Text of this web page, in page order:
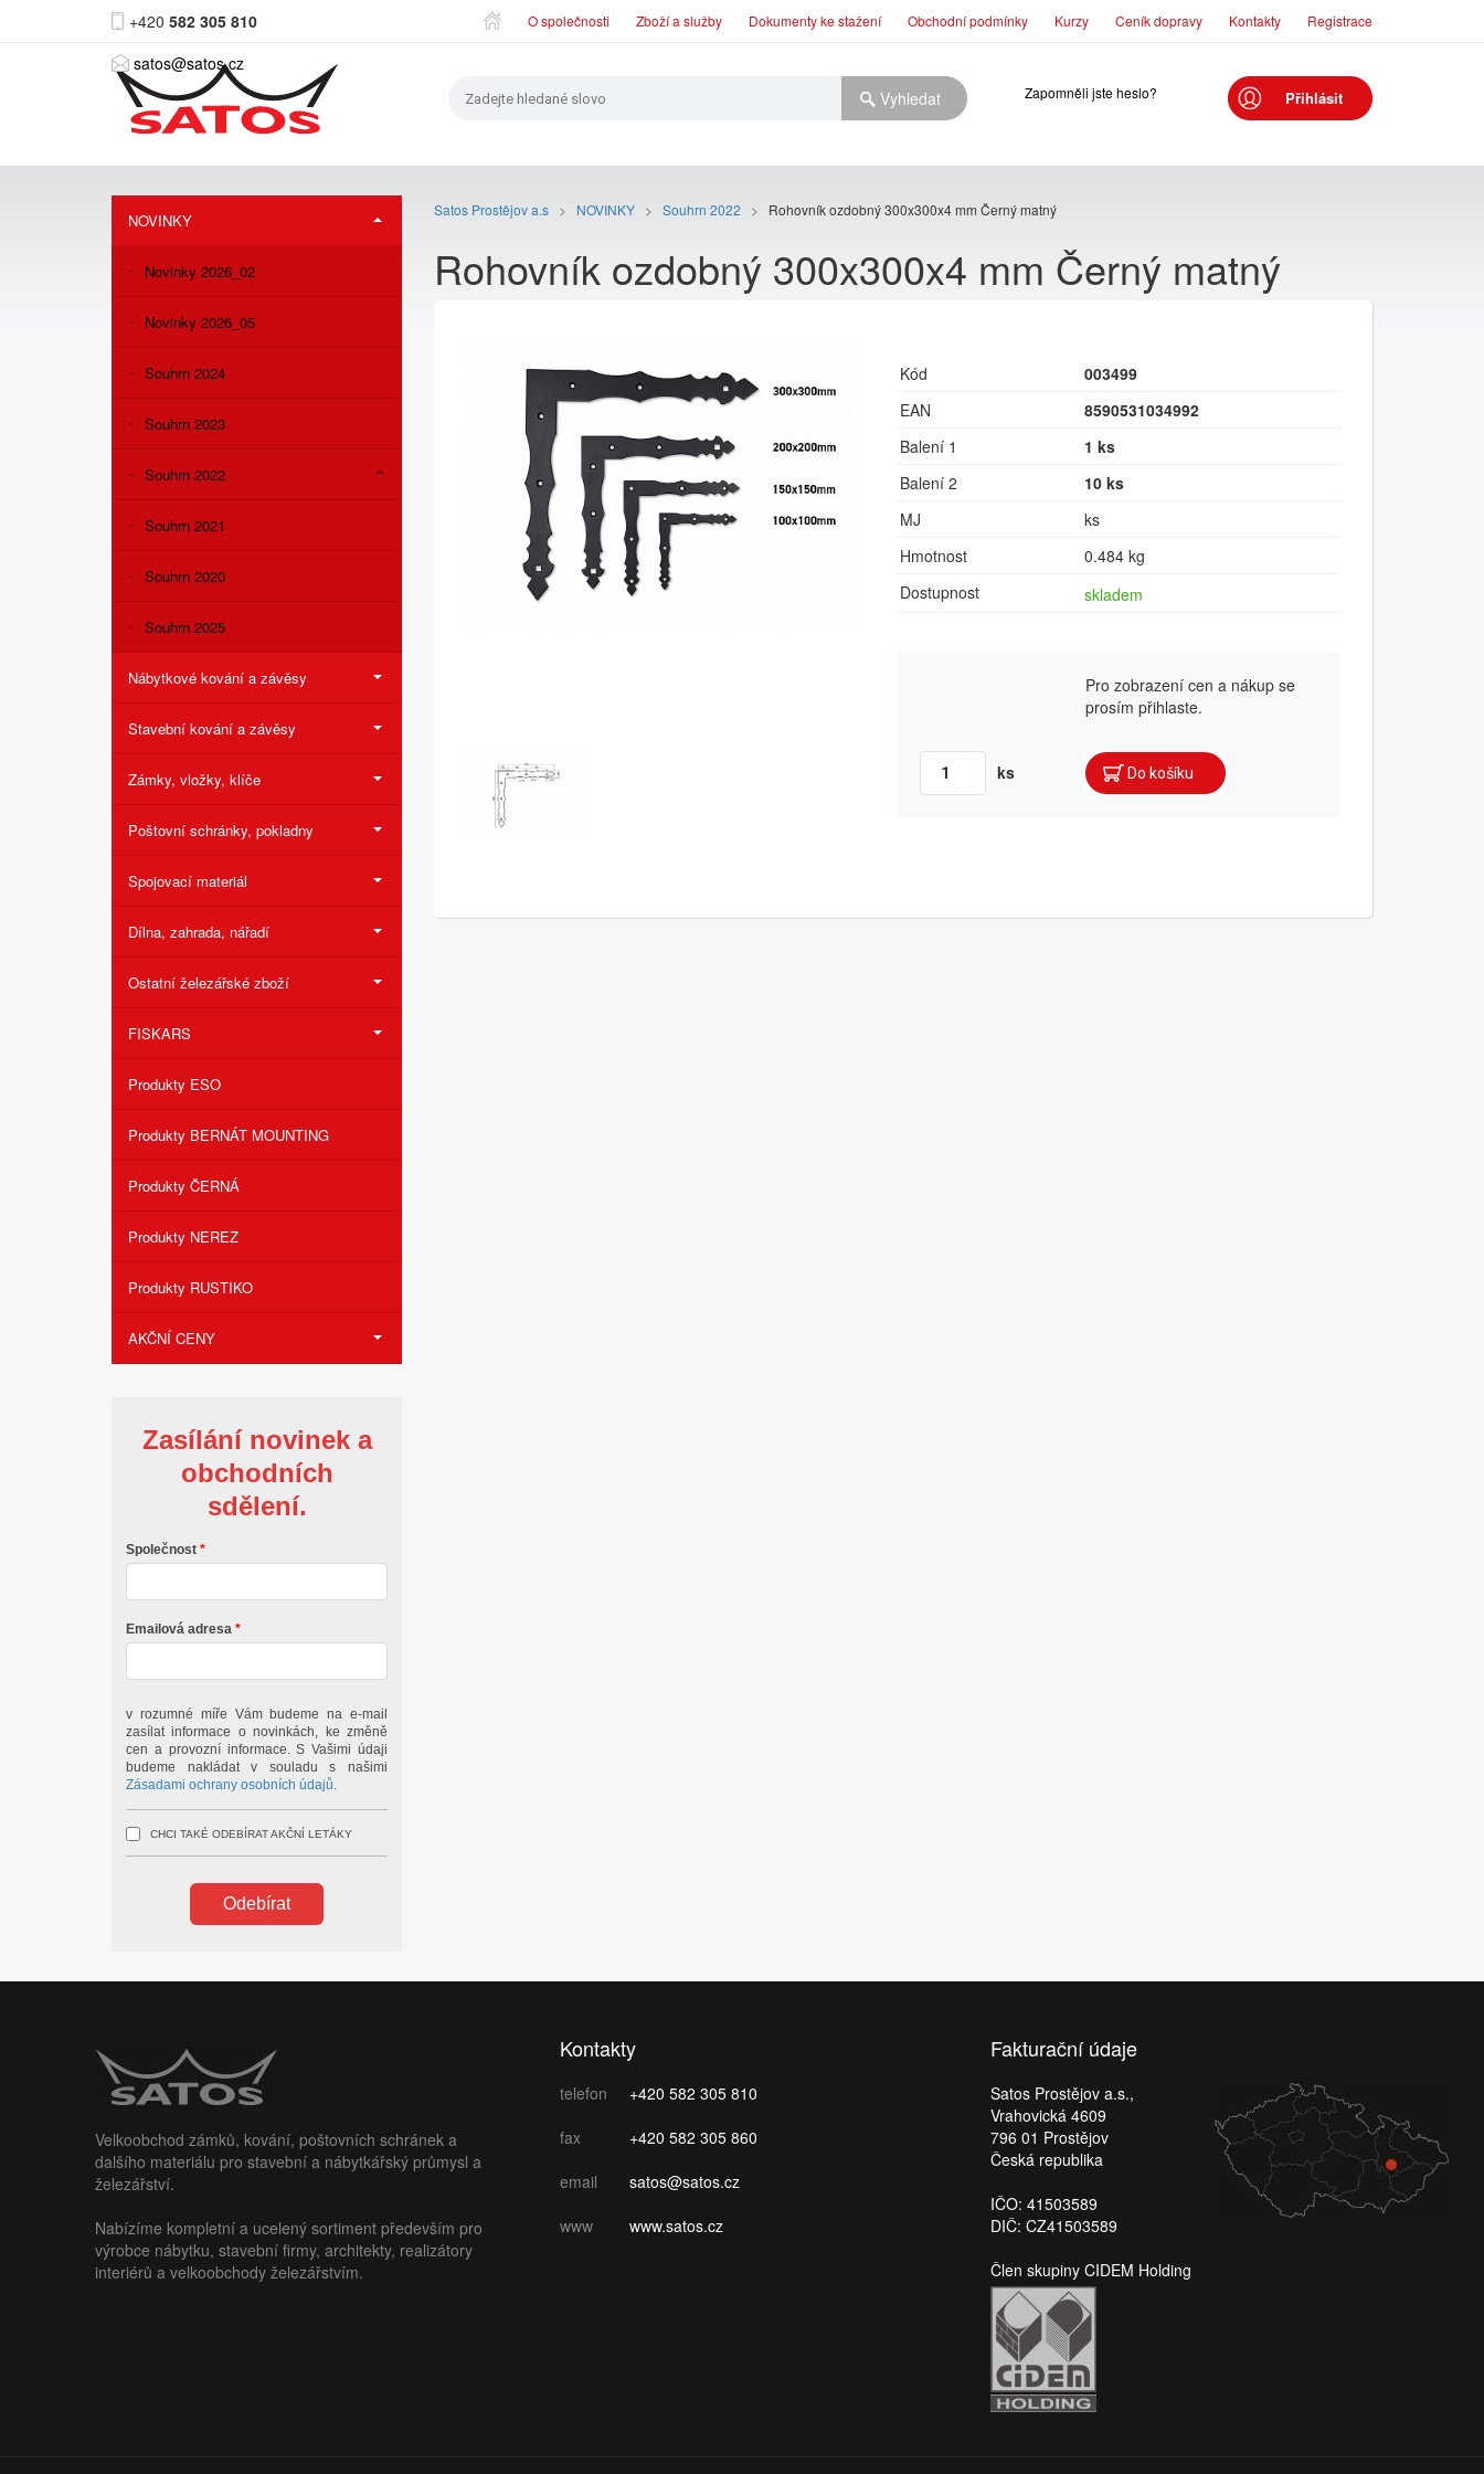
Přihlásit
+420 582 305 810
satos@satos.cz
O společnosti Zboží a služby Dokumenty ke stažení Obchodní podmínky Kurzy Ceník dopravy Kontakty Registrace
Zapomněli jste heslo?
NOVINKY
Novinky 2026_02
Novinky 2026_05
Souhrn 2024
Souhrn 2023
Souhrn 2022
Souhrn 2021
Souhrn 2020
Souhrn 2025
Nábytkové kování a závěsy
Stavební kování a závěsy
Zámky, vložky, klíče
Poštovní schránky, pokladny
Spojovací materiál
Dílna, zahrada, nářadí
Ostatní železářské zboží
FISKARS
Produkty ESO
Produkty BERNÁT MOUNTING
Produkty ČERNÁ
Produkty NEREZ
Produkty RUSTIKO
AKČNÍ CENY
Zasílání novinek a
obchodních
sdělení.
Společnost
Emailová adresa
v rozumné míře Vám budeme na e-mail
zasílat informace o novinkách, ke změně
cen a provozní informace. S Vašimi údaji
budeme nakládat v souladu s našimi
Zásadami ochrany osobních údajů.
CHCI TAKÉ ODEBÍRAT AKČNÍ LETÁKY
Odebírat
Satos Prostějov a.s > NOVINKY > Souhrn 2022 > Rohovník ozdobný 300x300x4 mm Černý matný
Rohovník ozdobný 300x300x4 mm Černý matný
Kód
003499
EAN
8590531034992
Balení 1
1 ks
Balení 2
10 ks
MJ
ks
Hmotnost
0.484 kg
Dostupnost
skladem
Pro zobrazení cen a nákup se
prosím přihlaste.
ks
Velkoobchod zámků, kování, poštovních schránek a
dalšího materiálu pro stavební a nábytkářský průmysl a
železářství.
Nabízíme kompletní a ucelený sortiment především pro
výrobce nábytku, stavební firmy, architekty, realizátory
interiérů a velkoobchody železářstvím.
Kontakty
telefon
+420 582 305 810
fax
+420 582 305 860
email
satos@satos.cz
www
www.satos.cz
Fakturační údaje
Satos Prostějov a.s.,
Vrahovická 4609
796 01 Prostějov
Česká republika
IČO: 41503589
DIČ: CZ41503589
Člen skupiny CIDEM Holding